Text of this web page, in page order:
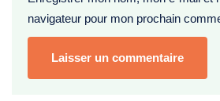
navigateur pour mon prochain